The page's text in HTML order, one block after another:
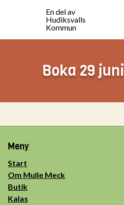
En del av
Hudiksvalls
Kommun
Boka 29
Meny
Start
Om Mulle Meck
Butik
Kalas